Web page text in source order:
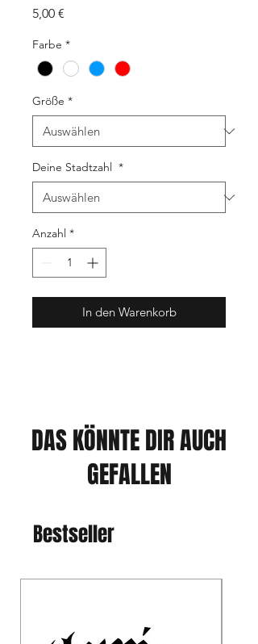
5,00 €
Farbe *
Größe *
Deine Stadtzahl *
Anzahl *
In den Warenkorb
DAS KÖNNTE DIR AUCH
GEFALLEN
Bestseller